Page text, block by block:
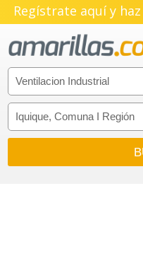
Regístrate aquí y